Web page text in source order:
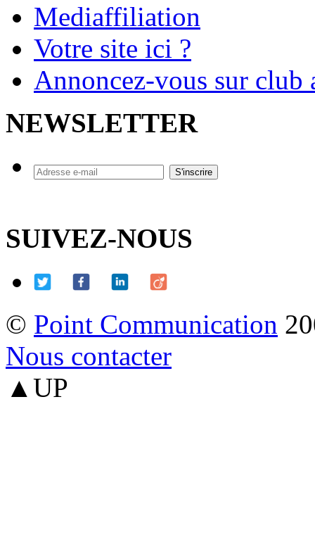
Mediaffiliation
Votre site ici ?
Annoncez-vous sur
NEWSLETTER
SUIVEZ-NOUS
© Point Communication
Nous contacter
▲UP